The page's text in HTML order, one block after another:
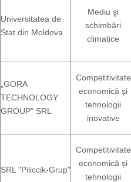
Universitatea de
Stat din Moldova
Mediu şi
schimbări
climatice
„GORA
TECHNOLOGY
GROUP” SRL
Competitivitate
economică și
tehnologii
inovative
SRL "Piliccik-Grup"
Competitivitate
economică și
tehnologii